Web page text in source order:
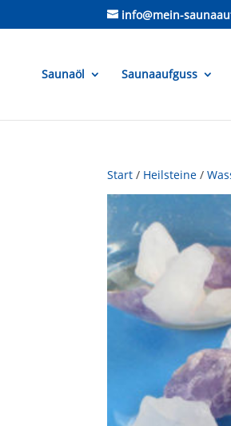
info@mein-
Saunaöl Saunaaufguss
Start / Heilsteine /